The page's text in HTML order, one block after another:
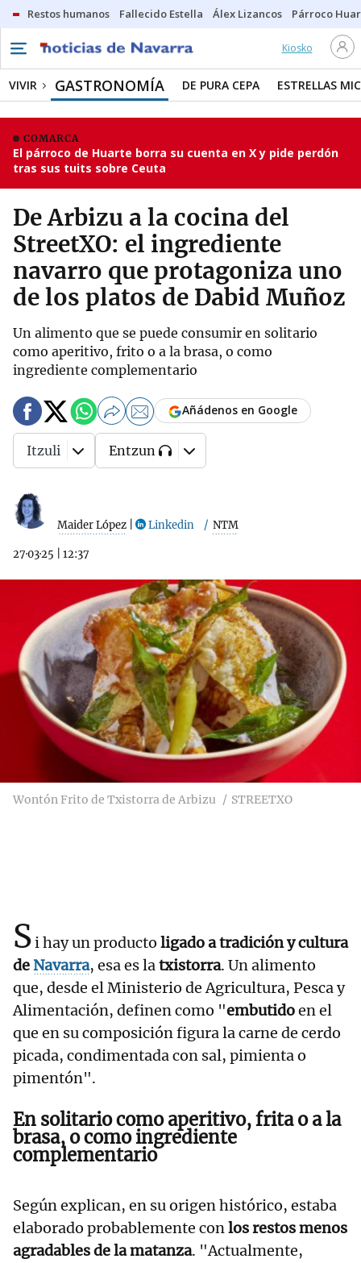
Restos humanos Fallecido Estella Álex Lizancos Párroco
Kiosko
VIVIR GASTRONOMÍA DE PURA CEPA ESTRELLAS
COMARCA
El párroco de Huarte borra su cuenta en X y pide perdón
tras sus tuits sobre Ceuta
De Arbizu a la cocina del
StreetXO: el ingrediente
navarro que protagoniza uno
de los platos de Dabid Muñoz
Un alimento que se puede consumir en solitario
como aperitivo, frito o a la brasa, o como
ingrediente complementario
Maider López Linkedin NTM
27·03·25 12:37
Añádenos en Google
Itzuli Entzun
Wontón Frito de Txistorra de Arbizu STREETXO
Si hay un producto ligado a tradición y cultura
de Navarra, esa es latxistorra. Un alimento
que, desde el Ministerio de Agricultura, Pesca y
Alimentación, definen como "embutidoen el
que en su composición figura la carne de cerdo
picada, condimentada con sal, pimienta o
pimentón".
En solitario como aperitivo, frita o a la
brasa, o como ingrediente
complementario
Según explican, en su origen histórico, estaba
elaborado probablemente conlos restos menos
agradables de la matanza. "Actualmente,